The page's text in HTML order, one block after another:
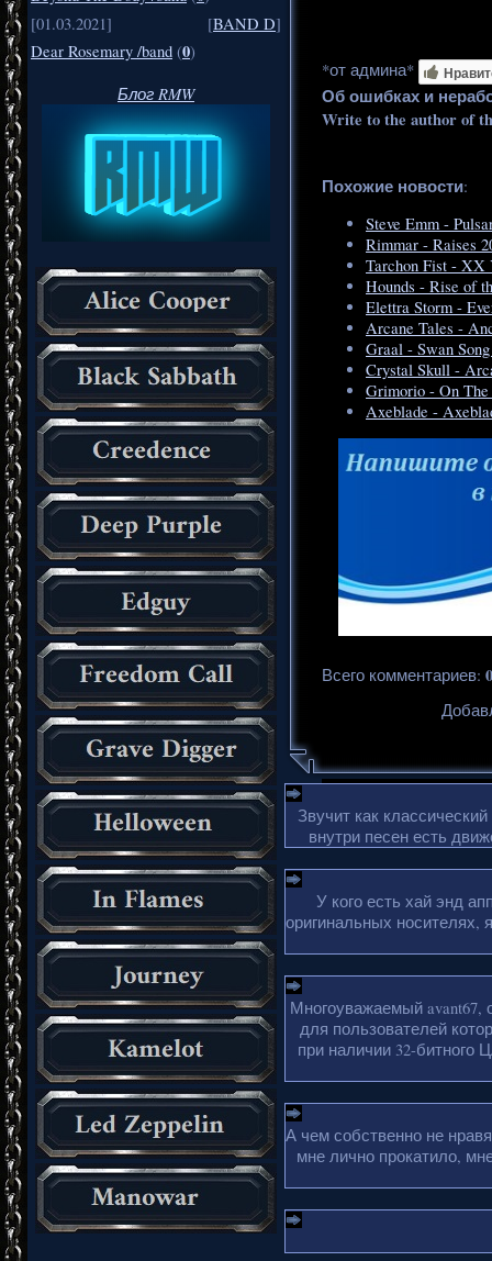
[01.03.2021]
[BAND D]
Dear Rosemary /band (0)
Блог RMW
*от админа*
Об ошибках и
Write to the author of
Похожие новости:
Steve Emm -
Rimmar - Raises
Tarchon Fist - XX
Hounds - Rise of
Elettra Storm -
Arcane Tales -
Graal - Swan
Crystal Skull -
Grimorio - On The
Axeblade -
Всего комментариев: 0
Звучит как
внутри песен есть
У кого есть хай энд
оригинальных
Многоуважаемый
для пользователей
при наличии 32-битного
А чем собственно не
мне лично прокатило,